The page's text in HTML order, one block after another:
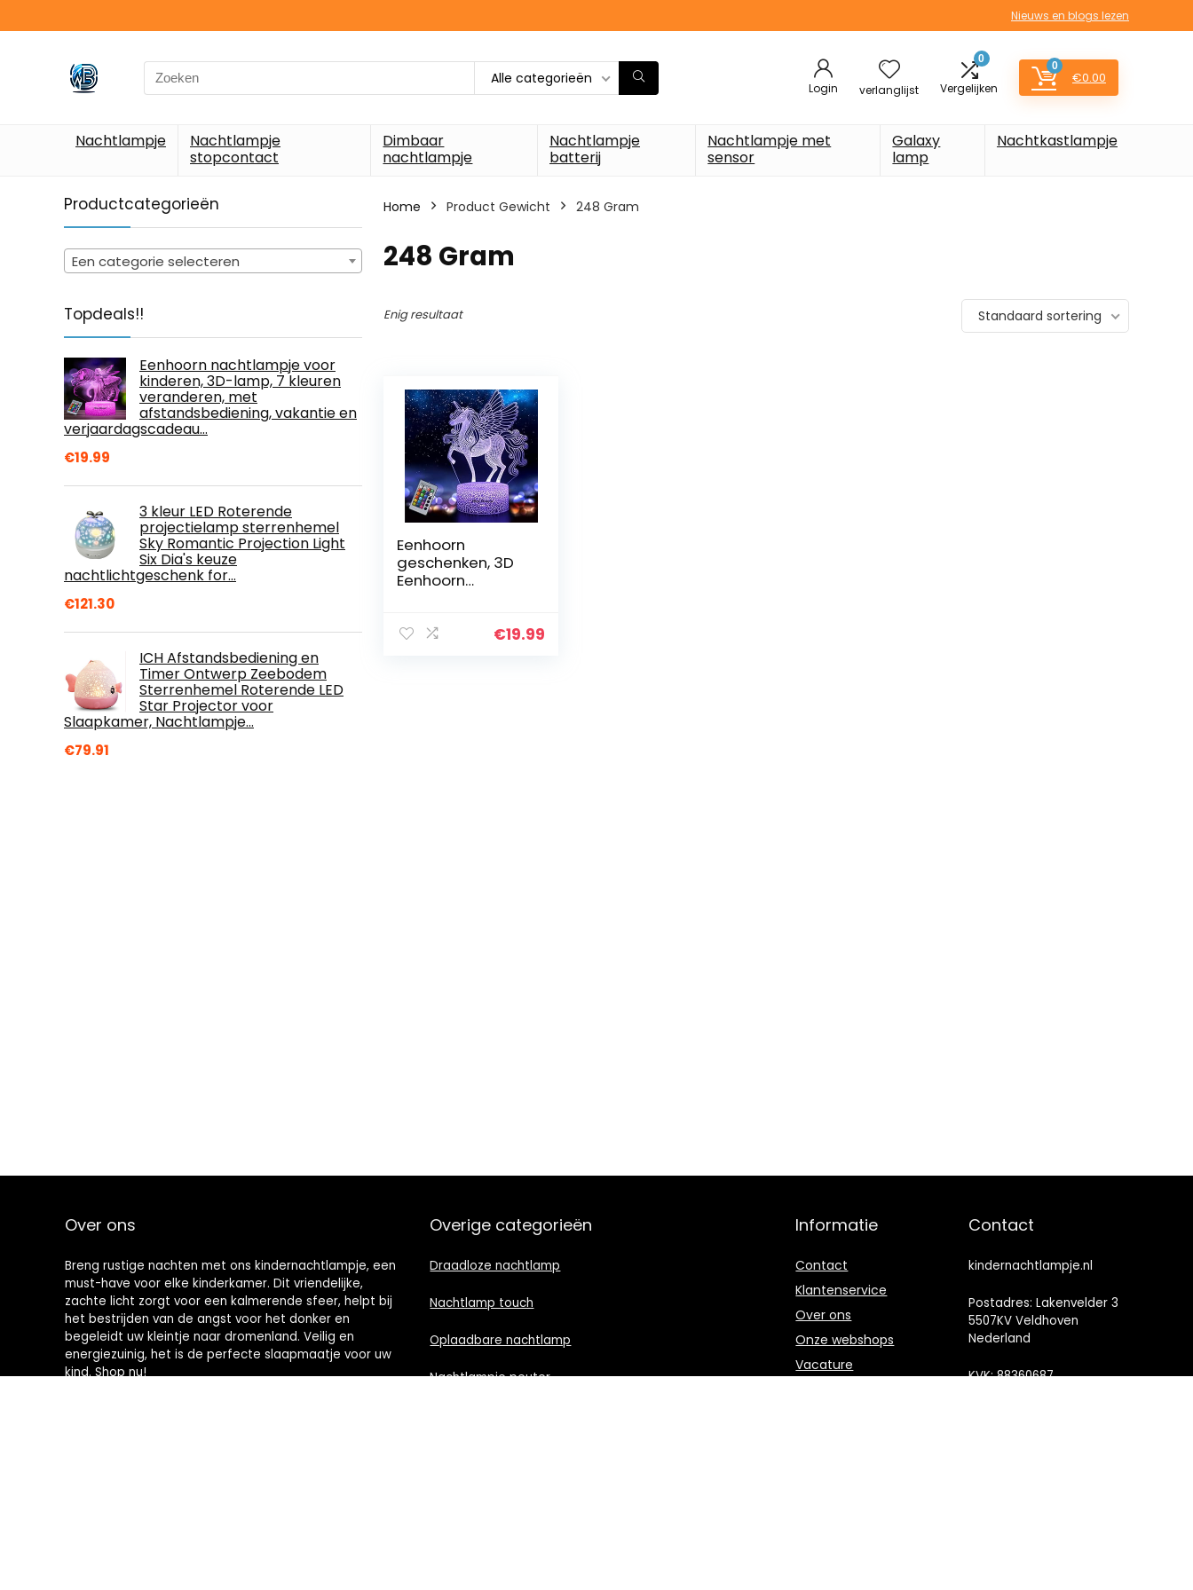
Nieuws en blogs lezen
Search
for:
Alle categorieën
Login verlanglijst
0
Vergelijken
0
€0.00
Nachtlampje
Nachtlampje
stopcontact
Dimbaar
nachtlampje
Nachtlampje
batterij
Nachtlampje met
sensor
Galaxy
lamp
Nachtkastlampje
Productcategorieën
Een categorie selecteren
Topdeals!!
Eenhoorn nachtlampje voor
kinderen, 3D-lamp, 7 kleuren
veranderen, met
afstandsbediening, vakantie en
verjaardagscadeau…
€19.99
3 kleur LED Roterende
projectielamp sterrenhemel
Sky Romantic Projection Light
Six Dia's keuze
nachtlichtgeschenk for…
€121.30
ICH Afstandsbediening en
Timer Ontwerp Zeebodem
Sterrenhemel Roterende LED
Star Projector voor
Slaapkamer, Nachtlampje…
€79.91
Home Product Gewicht ‎248 Gram
‎248 Gram
Enig resultaat Standaard sortering
Eenhoorn
geschenken, 3D
Eenhoorn
Afstandsbedienin
€19.99
Over ons
Breng rustige nachten met ons kindernachtlampje, een
must-have voor elke kinderkamer. Dit vriendelijke,
zachte licht zorgt voor een kalmerende sfeer, helpt bij
het bestrijden van de angst voor het donker en
begeleidt uw kleintje naar dromenland. Veilig en
energiezuinig, het is de perfecte slaapmaatje voor uw
kind. Shop nu!
Overige categorieën
Draadloze nachtlamp
Nachtlamp touch
Oplaadbare nachtlamp
Nachtlampje peuter
Informatie
Contact
Klantenservice
Over ons
Onze webshops
Vacature
Contact
kindernachtlampje.nl
Postadres: Lakenvelder 3
5507KV Veldhoven
Nederland
KVK: 88360687